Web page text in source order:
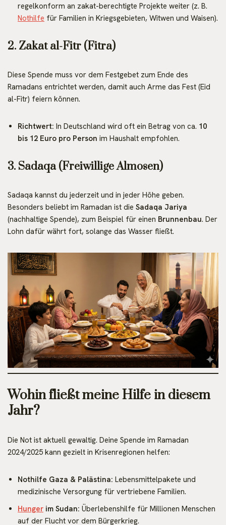
regelkonform an zakat-berechtigte Projekte weiter (z. B.
Nothilfe für Familien in Kriegsgebieten, Witwen und Waisen).
2. Zakat al-Fitr (Fitra)
Diese Spende muss vor dem Festgebet zum Ende des
Ramadans entrichtet werden, damit auch Arme das Fest (Eid
al-Fitr) feiern können.
Richtwert: In Deutschland wird oft ein Betrag von ca. 10
bis 12 Euro pro Person im Haushalt empfohlen.
3. Sadaqa (Freiwillige Almosen)
Sadaqa kannst du jederzeit und in jeder Höhe geben.
Besonders beliebt im Ramadan ist die Sadaqa Jariya
(nachhaltige Spende), zum Beispiel für einen Brunnenbau. Der
Lohn dafür währt fort, solange das Wasser fließt.
Wohin fließt meine Hilfe in diesem
Jahr?
Die Not ist aktuell gewaltig. Deine Spende im Ramadan
2024/2025 kann gezielt in Krisenregionen helfen:
Nothilfe Gaza & Palästina: Lebensmittelpakete und
medizinische Versorgung für vertriebene Familien.
Hunger im Sudan: Überlebenshilfe für Millionen Menschen
auf der Flucht vor dem Bürgerkrieg.